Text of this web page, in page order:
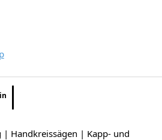
Handkreissägen | Kapp- und